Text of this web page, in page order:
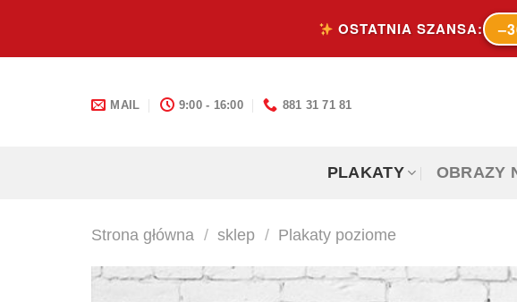
content
OSTATNIA SZANSA:
MAIL 9:00 - 16:00 881 31 71 81
PLAKATY OBRAZY
Strona główna / sklep / Plakaty poziome